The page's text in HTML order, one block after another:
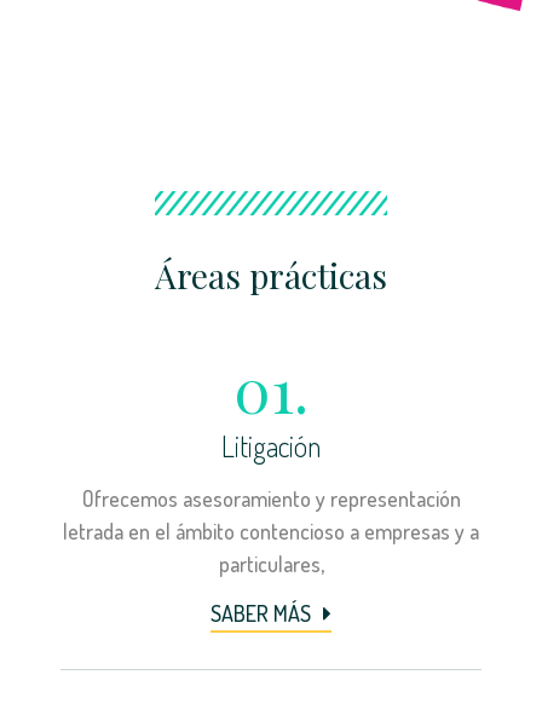
Áreas prácticas
01.
Litigación
Ofrecemos asesoramiento y representación
letrada en el ámbito contencioso a empresas y a
particulares,
SABER MÁS